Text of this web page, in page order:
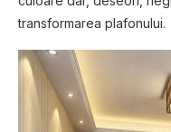
transformarea plafonului.